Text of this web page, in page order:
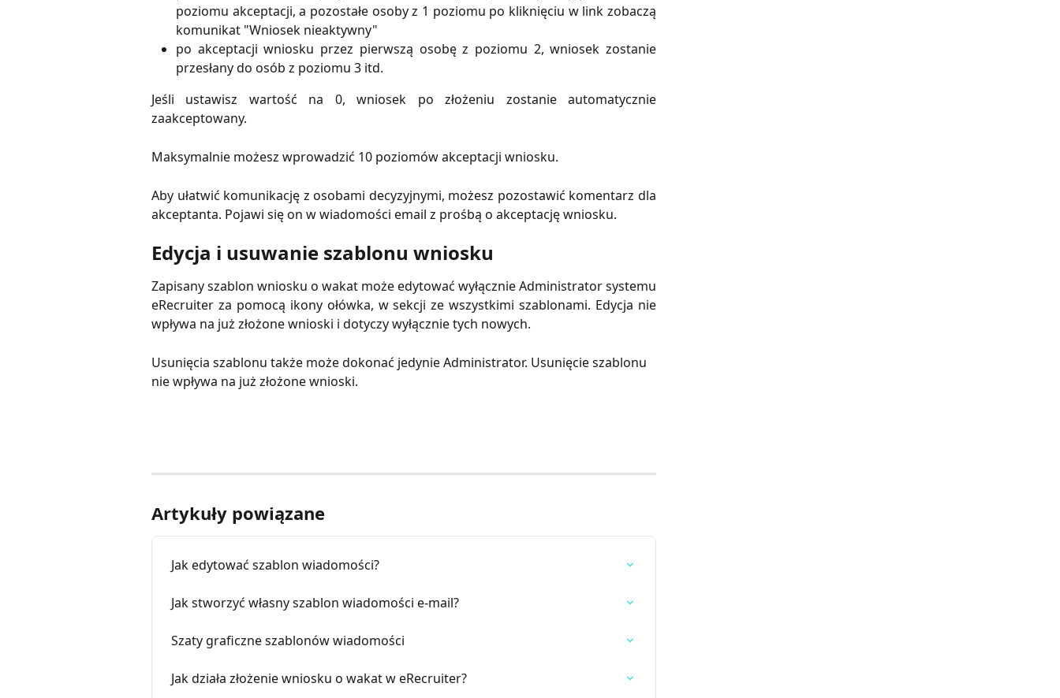
poziomu akceptacji, a pozostałe osoby z 1 poziomu po kliknięciu w link zobaczą
komunikat "Wniosek nieaktywny"
po akceptacji wniosku przez pierwszą osobę z poziomu 2, wniosek zostanie
przesłany do osób z poziomu 3 itd.
Jeśli ustawisz wartość na 0, wniosek po złożeniu zostanie automatycznie
zaakceptowany.
Maksymalnie możesz wprowadzić 10 poziomów akceptacji wniosku.
Aby ułatwić komunikację z osobami decyzyjnymi, możesz pozostawić komentarz dla
akceptanta. Pojawi się on w wiadomości email z prośbą o akceptację wniosku.
Edycja i usuwanie szablonu wniosku
Zapisany szablon wniosku o wakat może edytować wyłącznie Administrator systemu
eRecruiter za pomocą ikony ołówka, w sekcji ze wszystkimi szablonami. Edycja nie
wpływa na już złożone wnioski i dotyczy wyłącznie tych nowych.
Usunięcia szablonu także może dokonać jedynie Administrator. Usunięcie szablonu
nie wpływa na już złożone wnioski.
Artykuły powiązane
Jak edytować szablon wiadomości?
Jak stworzyć własny szablon wiadomości e-mail?
Szaty graficzne szablonów wiadomości
Jak działa złożenie wniosku o wakat w eRecruiter?